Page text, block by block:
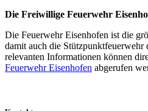
Die Freiwillige Feuerwehr
Die Feuerwehr Eisenhofen ist die
damit auch die
relevanten Informationen können
Feuerwehr Eisenhofen abgerufen